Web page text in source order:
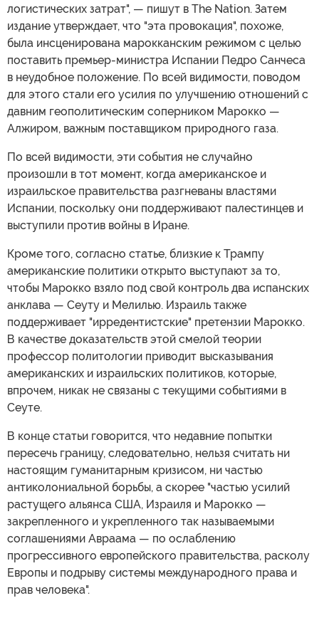
логистических затрат", — пишут в The Nation. Затем
издание утверждает, что "эта провокация", похоже,
была инсценирована марокканским режимом с целью
поставить премьер-министра Испании Педро Санчеса
в неудобное положение. По всей видимости, поводом
для этого стали его усилия по улучшению отношений с
давним геополитическим соперником Марокко —
Алжиром, важным поставщиком природного газа.
По всей видимости, эти события не случайно
произошли в тот момент, когда американское и
израильское правительства разгневаны властями
Испании, поскольку они поддерживают палестинцев и
выступили против войны в Иране.
Кроме того, согласно статье, близкие к Трампу
американские политики открыто выступают за то,
чтобы Марокко взяло под свой контроль два испанских
анклава — Сеуту и Мелилью. Израиль также
поддерживает "ирредентистские" претензии Марокко.
В качестве доказательств этой смелой теории
профессор политологии приводит высказывания
американских и израильских политиков, которые,
впрочем, никак не связаны с текущими событиями в
Сеуте.
В конце статьи говорится, что недавние попытки
пересечь границу, следовательно, нельзя считать ни
настоящим гуманитарным кризисом, ни частью
антиколониальной борьбы, а скорее "частью усилий
растущего альянса США, Израиля и Марокко —
закрепленного и укрепленного так называемыми
соглашениями Авраама — по ослаблению
прогрессивного европейского правительства, расколу
Европы и подрыву системы международного права и
прав человека".